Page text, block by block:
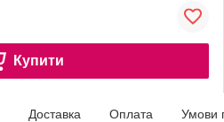
Купити
Доставка Оплата Умови